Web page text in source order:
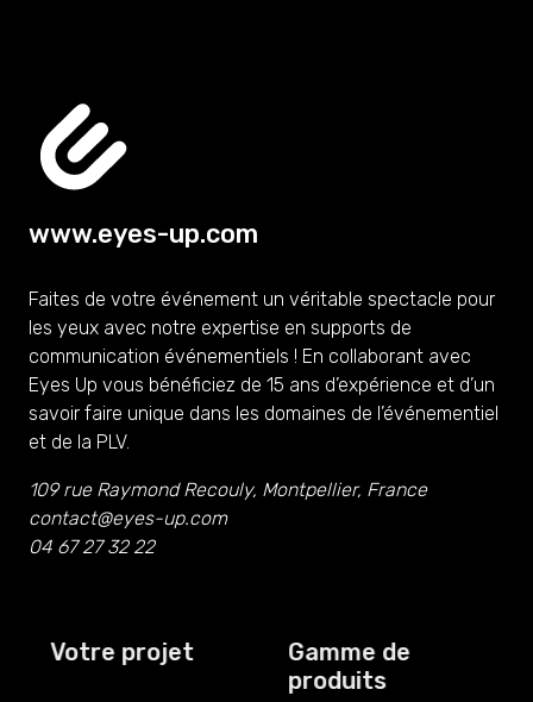
www.eyes-up.com
Faites de votre événement un véritable spectacle pour
les yeux avec notre expertise en supports de
communication événementiels ! En collaborant avec
Eyes Up vous bénéficiez de 15 ans d’expérience et d’un
savoir faire unique dans les domaines de l’événementiel
et de la PLV.
109 rue Raymond Recouly, Montpellier, France
contact@eyes-up.com
04 67 27 32 22
Votre projet
Gamme de
produits